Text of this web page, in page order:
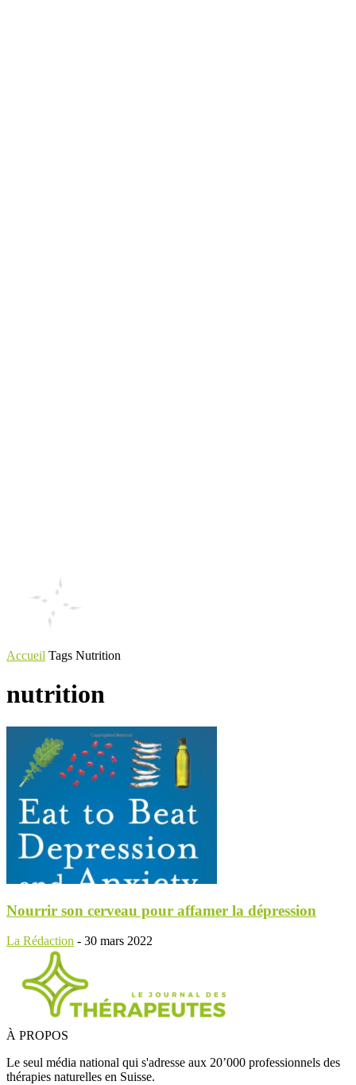
Accueil Tags Nutrition
nutrition
Nourrir son cerveau pour affamer la dépression
La Rédaction - 30 mars 2022
À PROPOS
Le seul média national qui s'adresse aux 20’000 professionnels des
thérapies naturelles en Suisse.